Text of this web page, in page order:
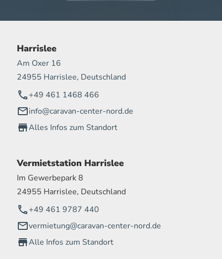
Harrislee
Am Oxer 16
24955 Harrislee, Deutschland
+49 461 1468 466
info@caravan-center-nord.de
Alles Infos zum Standort
Vermietstation Harrislee
Im Gewerbepark 8
24955 Harrislee, Deutschland
+49 461 9787 440
vermietung@caravan-center-nord.de
Alle Infos zum Standort